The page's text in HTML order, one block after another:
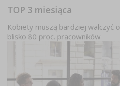
TOP 3 miesiąca
Kobiety muszą bardziej walczyć
blisko 80 proc. pracowników